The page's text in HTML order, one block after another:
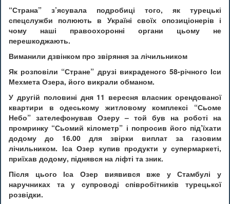
“Страна” з’ясувала подробиці того, як турецькі
спецслужби полюють в Україні своїх опозиціонерів і
чому наші правоохоронні органи цьому не
перешкоджають.
Виманили дзвінком про звіряння за лічильником
Як розповіли “Стране” друзі викраденого 58-річного Іси
Мехмета Озера, його викрали обманом.
У другій половині дня 11 вересня власник орендованої
квартири в одеському житловому комплексі “Сьоме
Небо” зателефонував Озеру – той був на роботі на
промринку “Сьомий кілометр” і попросив його під’їхати
додому до 16.00 для звірки виплат за газовим
лічильником. Іса Озер купив продукти у супермаркеті,
приїхав додому, піднявся на ліфті та зник.
Після цього Іса Озер виявився вже у Стамбулі у
наручниках та у супроводі співробітників турецької
розвідки.